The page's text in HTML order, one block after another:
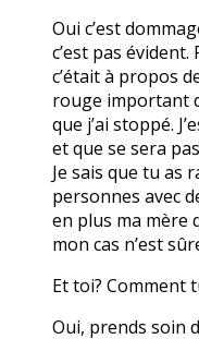
Oui c’est
c’est pas
c’était à propos
rouge important
que j’ai stoppé.
et que se sera
Je sais que tu as
personnes avec
en plus ma mère
mon cas n’est
Et toi? Comment
Oui, prends soin